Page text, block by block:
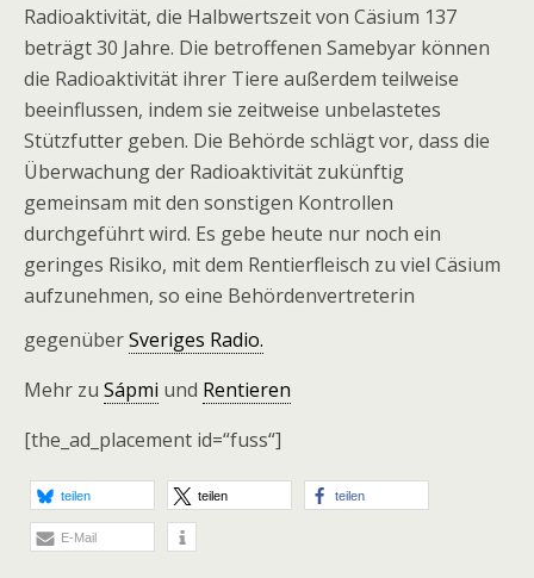
Radioaktivität, die Halbwertszeit von Cäsium 137
beträgt 30 Jahre. Die betroffenen Samebyar können
die Radioaktivität ihrer Tiere außerdem teilweise
beeinflussen, indem sie zeitweise unbelastetes
Stützfutter geben. Die Behörde schlägt vor, dass die
Überwachung der Radioaktivität zukünftig
gemeinsam mit den sonstigen Kontrollen
durchgeführt wird. Es gebe heute nur noch ein
geringes Risiko, mit dem Rentierfleisch zu viel Cäsium
aufzunehmen, so eine Behördenvertreterin
gegenüberSveriges Radio.
Mehr zu Sápmi und Rentieren
[the_ad_placement id=“fuss“]
teilen teilen teilen
E-Mail